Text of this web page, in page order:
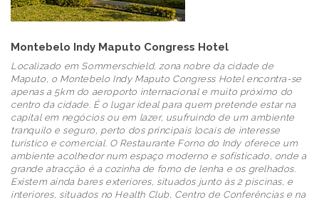
Montebelo Indy Maputo Congress Hotel
Localizado em Sommerschield, zona nobre da cidade de
Maputo, o Montebelo Indy Maputo Congress Hotel encontra-se
apenas a 5km do aeroporto internacional e muito próximo do
centro da cidade. É o lugar ideal para quem pretende estar na
capital em negócios ou em lazer, usufruindo de um ambiente
tranquilo e seguro, perto dos principais locais de interesse
turístico e comercial. O Restaurante Forno do Indy oferece um
ambiente acolhedor num espaço moderno e sofisticado, onde a
grande atracção é a cozinha de forno de lenha e os grelhados.
Existem ainda bares exteriores, situados junto às 2 piscinas, e
interiores, situados no Health Club, Centro de Conferências e na